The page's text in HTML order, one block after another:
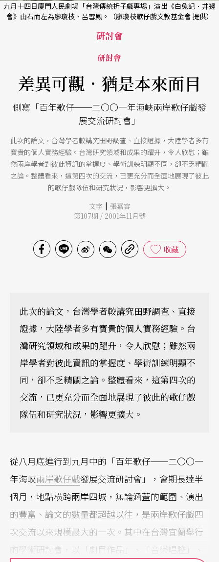
九月十四日廈門人民劇場「台灣傳統折子戲專場」演出《白兔記．井邊
會》由右而左為廖瓊枝、呂雪鳳。（廖瓊枝歌仔戲文教基金會 提供）
研討會
研討會
差異可觀．猶是本來面目
側寫「百年歌仔──二〇〇一年海峽兩岸歌仔戲發
展交流研討會」
此次的論文，台灣學者較講究田野調查、直接證據，大陸學者多有
寶貴的個人實務經驗。台灣研究領域和成果的躍升，令人欣慰；雖
然兩岸學者對彼此資訊的掌握度、學術訓練明顯不同，卻不乏精闢
之論。整體看來，這第四次的交流，已更充分而全面地展現了彼此
的歌仔戲隊伍和研究狀況，影響更擴大。
文字 | 張嘉容
第107期 / 2001年11月號
收藏
此次的論文，台灣學者較講究田野調查、直接
證據，大陸學者多有寶貴的個人實務經驗。台
灣研究領域和成果的躍升，令人欣慰；雖然兩
岸學者對彼此資訊的掌握度、學術訓練明顯不
同，卻不乏精闢之論。整體看來，這第四次的
交流，已更充分而全面地展現了彼此的歌仔戲
隊伍和研究狀況，影響更擴大。
從八月底進行到九月中的「百年歌仔──二〇〇一
年海峽兩岸歌仔戲發展交流研討會」，會期長達半
個月，地點橫跨兩岸四城，無論涵蓋的範圍、演出
的豐富、論文的數量都超越以往，是兩岸歌仔戲四
次交流以來規模最大的一次。其中在台灣宜蘭舉行
的學術研討會，以「劇目作品」、「音樂唱腔」、